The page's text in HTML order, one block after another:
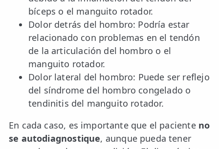
bíceps o el manguito rotador.
Dolor detrás del hombro: Podría estar
relacionado con problemas en el tendón
de la articulación del hombro o el
manguito rotador.
Dolor lateral del hombro: Puede ser reflejo
del síndrome del hombro congelado o
tendinitis del manguito rotador.
En cada caso, es importante que el paciente no
se autodiagnostique, aunque pueda tener